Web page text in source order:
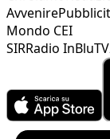
Avvenire
Mondo CEI
SIRRadio InBlu